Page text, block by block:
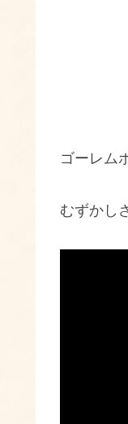
ゴーレム
むずか